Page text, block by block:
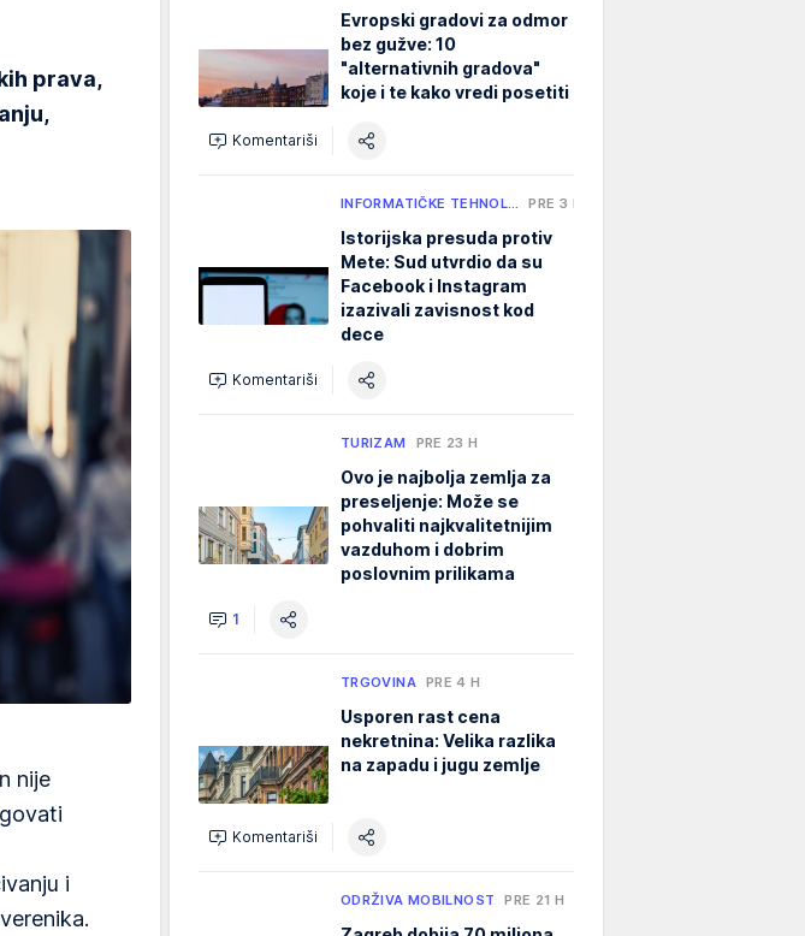
prava,
nije
i
Evropski gradovi za odmor
bez gužve: 10
"alternativnih gradova"
koje i te kako vredi posetiti
Komentariši
INFORMATIČKE TEHNOL… PRE 3 H
Istorijska presuda protiv
Mete: Sud utvrdio da su
Facebook i Instagram
izazivali zavisnost kod
dece
Komentariši
TURIZAM PRE 23 H
Ovo je najbolja zemlja za
preseljenje: Može se
pohvaliti najkvalitetnijim
vazduhom i dobrim
poslovnim prilikama
1
TRGOVINA PRE 4 H
Usporen rast cena
nekretnina: Velika razlika
na zapadu i jugu zemlje
Komentariši
ODRŽIVA MOBILNOST PRE 21 H